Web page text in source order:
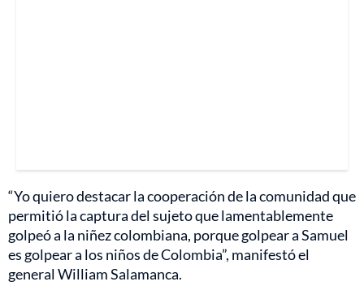
“Yo quiero destacar la cooperación de la comunidad que
permitió la captura del sujeto que lamentablemente
golpeó a la niñez colombiana, porque golpear a Samuel
es golpear a los niños de Colombia”, manifestó el
general William Salamanca.